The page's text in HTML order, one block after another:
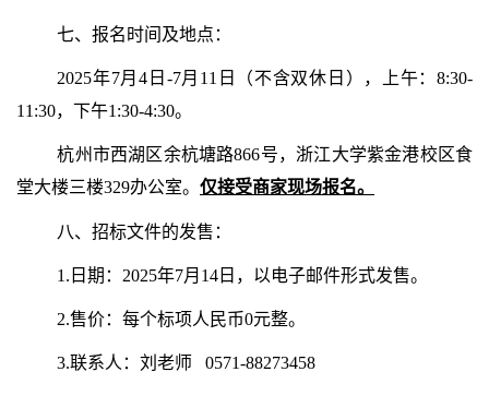
七、报名时间及地点：
2025年7月4日-7月11日（不含双休日），上午：8:30-
11:30，下午1:30-4:30。
杭州市西湖区余杭塘路866号，浙江大学紫金港校区食
堂大楼三楼329办公室。 仅接受商家现场报名。
八、招标文件的发售：
1.日期：2025年7月14日，以电子邮件形式发售。
2.售价：每个标项人民币0元整。
3.联系人：刘老师 0571-88273458